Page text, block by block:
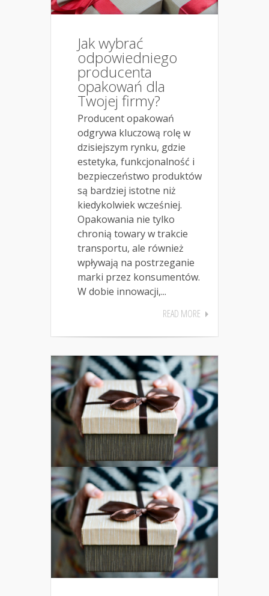
Jak wybrać
odpowiedniego
producenta
opakowań dla
Twojej firmy?
Producent opakowań
odgrywa kluczową rolę w
dzisiejszym rynku, gdzie
estetyka, funkcjonalność i
bezpieczeństwo produktów
są bardziej istotne niż
kiedykolwiek wcześniej.
Opakowania nie tylko
chronią towary w trakcie
transportu, ale również
wpływają na postrzeganie
marki przez konsumentów.
W dobie innowacji,...
READ MORE